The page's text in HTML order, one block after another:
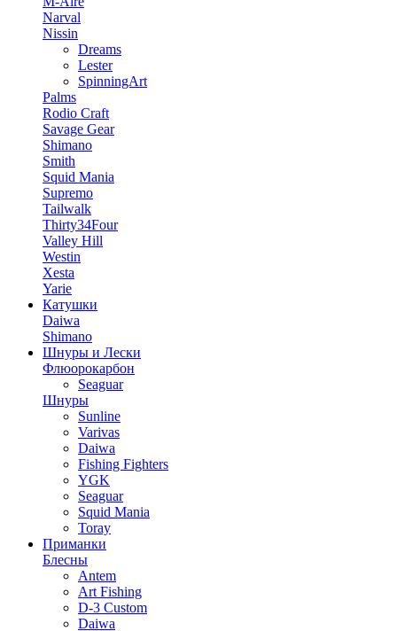
Narval
Nissin
Dreams
Lester
SpinningArt
Palms
Rodio Craft
Savage Gear
Shimano
Smith
Squid Mania
Supremo
Tailwalk
Thirty34Four
Valley Hill
Westin
Xesta
Yarie
Катушки
Daiwa
Shimano
Шнуры и Лески
Флюорокарбон
Seaguar
Шнуры
Sunline
Varivas
Daiwa
Fishing Fighters
YGK
Seaguar
Squid Mania
Toray
Приманки
Блесны
Antem
Art Fishing
D-3 Custom
Daiwa